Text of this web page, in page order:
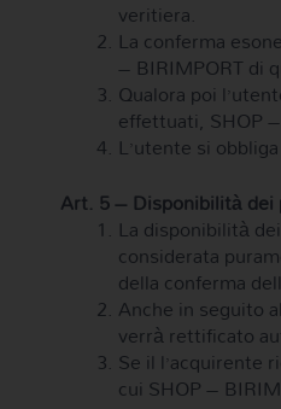
veritiera.
La conferma
– BIRIMPORT di
Qualora poi
effettuati, SHOP
L’utente si
Art. 5 – Disponibilità
La disponibilità
considerata
della conferma
Anche in seguito
verrà rettificato
Se il l’acquirente
cui SHOP –